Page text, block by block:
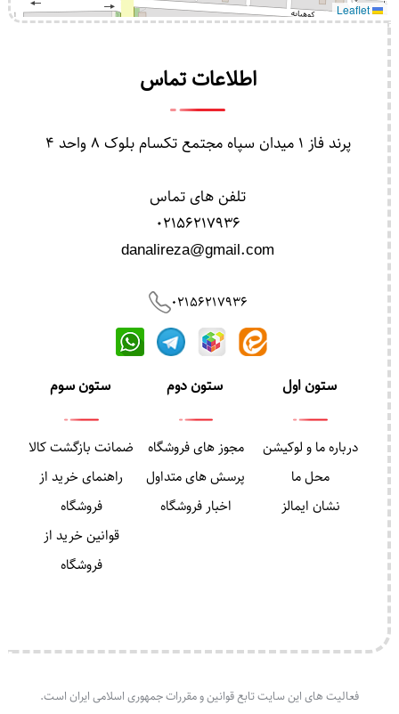
Leaflet
اطلاعات تماس
02156217936
پرند فاز 1 میدان سپاه مجتمع تکسام بلوک 8 واحد 4
تلفن های تماس
02156217936
danalireza@gmail.com
ستون اول
نشان ایمالز
درباره ما و لوکیشن
محل ما
ستون دوم
اخبار فروشگاه
پرسش های متداول
مجوز های فروشگاه
ستون سوم
قوانین خرید از
فروشگاه
راهنمای خرید از
فروشگاه
ضمانت بازگشت کالا
فعالیت های این سایت تابع قوانین و مقررات جمهوری اسلامی ایران است.